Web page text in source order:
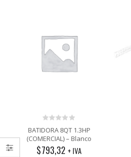
0
out
of
5
BATIDORA 8QT 1.3HP
(COMERCIAL) – Blanco
$793,32 + IVA